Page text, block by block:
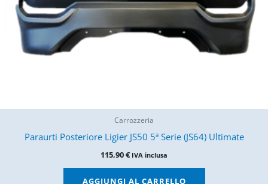
Carrozzeria
Paraurti Posteriore Ligier JS50 5ª Serie (JS64) Ultimate
115,90€ IVA inclusa
AGGIUNGI AL CARRELLO